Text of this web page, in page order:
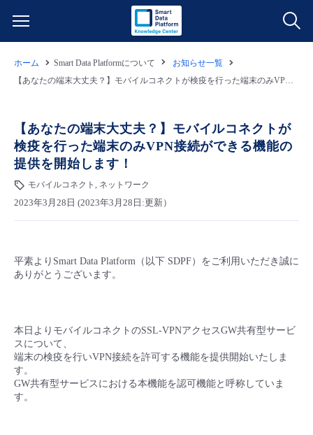
クラウド/サーバー
ネットワーク
モニタリング/監査
管理機能
すべてのメニューを見る
データ利活用
クラウド/サーバー
IoT
サポート
管理機能
料金情報
料金シミュレーター
クラウド/サーバー
IoT
モニタリング/監査
ご利用開始ガイド
- 管理機能
- 新規お申し込み方法
- バックアップ
- データと分析
- IoT
故障/メンテナンス情報
故障/メンテナンス履歴
メンテナンス予定
パートナー
販売パートナー向けプログラム
トレーニング/操作動画
ホーム Smart Data Platformについて
お知らせ一覧
【あなたの端末大丈夫？】モバイルコネクトが検疫を行った端末のみVPN接続ができる機能の提供を開始します！
【あなたの端末大丈夫？】モバイルコネクトが
検疫を行った端末のみVPN接続ができる機能の
提供を開始します！
モバイルコネクト, ネットワーク
2023年3月28日 (2023年3月28日:更新）
平素よりSmart Data Platform（以下 SDPF）をご利用いただき誠に
ありがとうございます。
本日よりモバイルコネクトのSSL-VPNアクセスGW共有型サービ
スについて、
端末の検疫を行いVPN接続を許可する機能を提供開始いたしま
す。
GW共有型サービスにおける本機能を認可機能と呼称していま
す。